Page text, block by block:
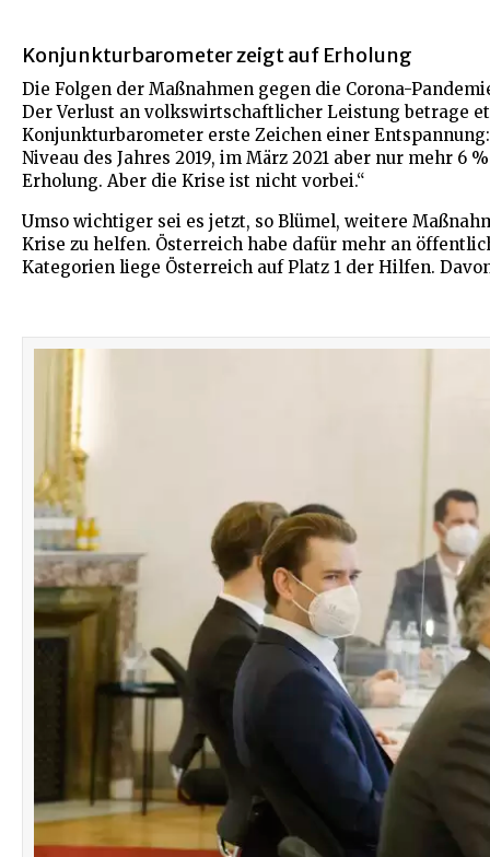
Konjunkturbarometer zeigt auf Erholung
Die Folgen der Maßnahmen gegen die Corona-
Der Verlust an volkswirtschaftlicher Leistung betrage
Konjunkturbarometer erste Zeichen einer
Niveau des Jahres 2019, im März 2021 aber nur mehr 6
Erholung. Aber die Krise ist nicht vorbei.“
Umso wichtiger sei es jetzt, so Blümel, weitere
Krise zu helfen. Österreich habe dafür mehr an
Kategorien liege Österreich auf Platz 1 der Hilfen.